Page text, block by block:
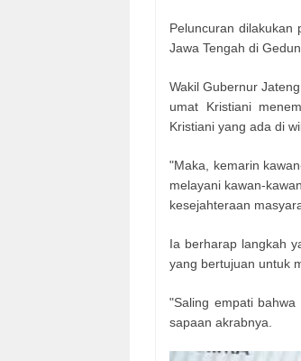
Peluncuran dilakukan
Jawa Tengah di
Wakil Gubernur
umat Kristiani
Kristiani yang ada di
"Maka, kemarin
melayani kawan-
kesejahteraan
Ia berharap langkah
yang bertujuan untuk
"Saling empati
sapaan akrabnya.